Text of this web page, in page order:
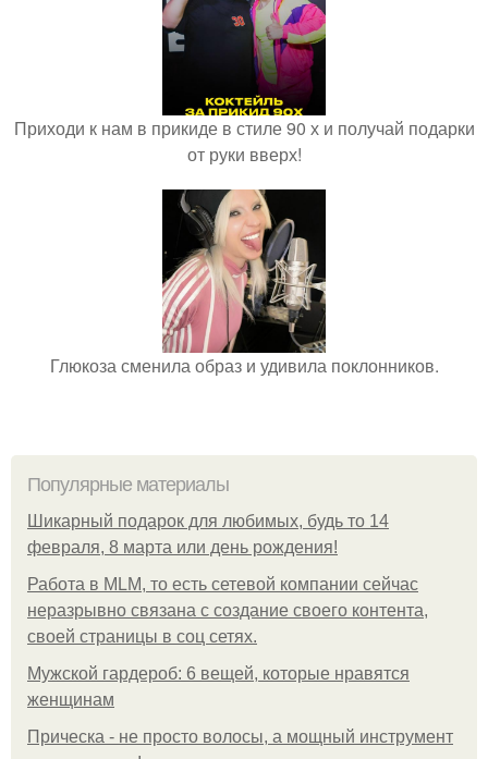
Приходи к нам в прикиде в стиле 90 х и получай подарки
от руки вверх!
Глюкоза сменила образ и удивила поклонников.
Популярные материалы
Шикарный подарок для любимых, будь то 14
февраля, 8 марта или день рождения!
Работа в MLM, то есть сетевой компании сейчас
неразрывно связана с создание своего контента,
своей страницы в соц сетях.
Мужской гардероб: 6 вещей, которые нравятся
женщинам
Прическа - не просто волосы, а мощный инструмент